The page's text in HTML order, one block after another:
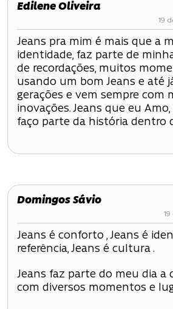
Edilene Oliveira
19
Jeans pra mim é mais que a
identidade, faz parte de
de recordações, muitos
usando um bom Jeans e até
gerações e vem sempre com
inovações. Jeans que eu
faço parte da história dentro
Domingos Sávio
19
Jeans é conforto , Jeans é
referência, Jeans é cultura .
Jeans faz parte do meu dia a
com diversos momentos e